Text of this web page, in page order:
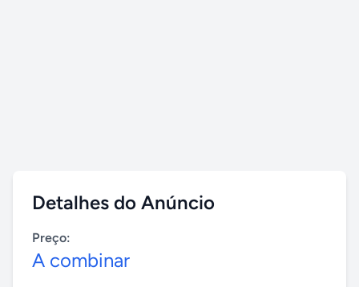
Detalhes do Anúncio
Preço:
A combinar